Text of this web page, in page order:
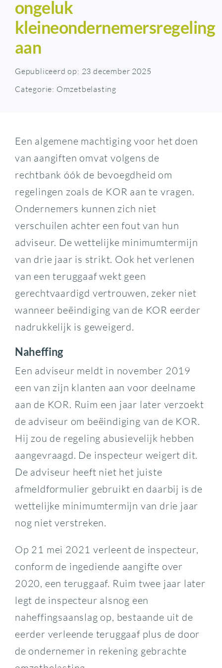
ongeluk
kleineondernemersregeling
aan
Gepubliceerd op: 23 december 2025
Categorie: Omzetbelasting
Een algemene machtiging voor het doen
van aangiften omvat volgens de
rechtbank óók de bevoegdheid om
regelingen zoals de KOR aan te vragen.
Ondernemers kunnen zich niet
verschuilen achter een fout van hun
adviseur. De wettelijke minimumtermijn
van drie jaar is strikt. Ook het verlenen
van een teruggaaf wekt geen
gerechtvaardigd vertrouwen, zeker niet
wanneer beëindiging van de KOR eerder
nadrukkelijk is geweigerd.
Naheffing
Een adviseur meldt in november 2019
een van zijn klanten aan voor deelname
aan de KOR. Ruim een jaar later verzoekt
de adviseur om beëindiging van de KOR.
Hij zou de regeling abusievelijk hebben
aangevraagd. De inspecteur weigert dit.
De adviseur heeft niet het juiste
afmeldformulier gebruikt en daarbij is de
wettelijke minimumtermijn van drie jaar
nog niet verstreken.
Op 21 mei 2021 verleent de inspecteur,
conform de ingediende aangifte over
2020, een teruggaaf. Ruim twee jaar later
legt de inspecteur alsnog een
naheffingsaanslag op, bestaande uit de
eerder verleende teruggaaf plus de door
de ondernemer in rekening gebrachte